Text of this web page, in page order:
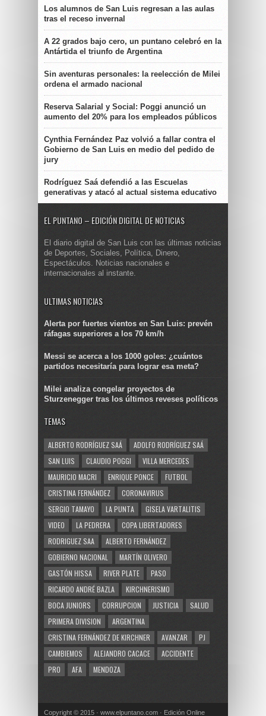
Los alumnos de San Luis regresan a las aulas
tras el receso invernal
A 22 grados bajo cero, un puntano celebró en la
Antártida el triunfo de Argentina
Sin aventuras personales: la reelección de Milei
ordena el armado nacional
Reserva Salarial y Social: Poggi anunció un
aumento del 20% para los empleados públicos
Cynthia Fernández Paz volvió a fallar contra el
Gobierno de San Luis en medio del pedido de
jury
Rodríguez Saá defendió a las Escuelas
generativas y atacó al actual sistema educativo
EL PUNTANO – EDICIÓN DIGITAL DE NOTICIAS
El diario digital de San Luis con las últimas noticias
de Deportes, Sociales, Política, Dinero,
Espectáculos. Noticias nacionales e
internacionales al instante.
ULTIMAS NOTICIAS
Alerta por fuertes vientos en San Luis: prevén
ráfagas superiores a los 70 km/h
Messi se acerca a los 1000 goles: ¿cuántos
partidos necesitaría para lograr esa meta?
Milei analiza congelar proyectos de
Sturzenegger tras los últimos reveses políticos
TEMAS
ALBERTO RODRÍGUEZ SAÁ
ADOLFO RODRÍGUEZ SAÁ
SAN LUIS
CLAUDIO POGGI
VILLA MERCEDES
MAURICIO MACRI
ENRIQUE PONCE
FUTBOL
CRISTINA FERNÁNDEZ
CORONAVIRUS
SERGIO TAMAYO
LA PUNTA
GISELA VARTALITIS
VIDEO
LA PEDRERA
COPA LIBERTADORES
RODRIGUEZ SAA
ALBERTO FERNÁNDEZ
GOBIERNO NACIONAL
MARTÍN OLIVERO
GASTÓN HISSA
RIVER PLATE
PASO
RICARDO ANDRÉ BAZLA
KIRCHNERISMO
BOCA JUNIORS
CORRUPCION JUSTICIA
SALUD
PRIMERA DIVISION
ARGENTINA
CRISTINA FERNÁNDEZ DE KIRCHNER
AVANZAR
PJ
CAMBIEMOS
ALEJANDRO CACACE
ACCIDENTE
PRO
AFA MENDOZA
Copyright © 2015 · www.elpuntano.com · Edición Online